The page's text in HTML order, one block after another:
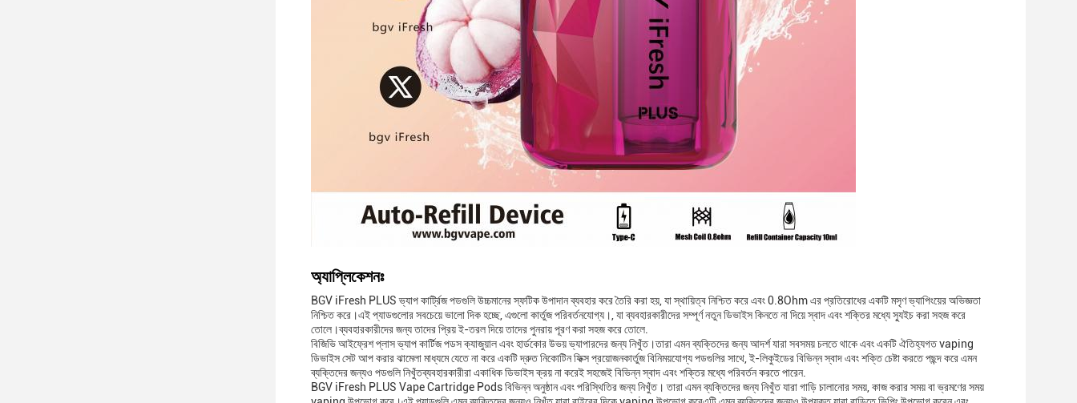
অ্যাপ্লিকেশনঃ
BGV iFresh PLUS ভ্যাপ কার্ট্রিজ পডগুলি উচ্চমানের স্ফটিক উপাদান ব্যবহার করে তৈরি করা হয়, যা স্থায়িত্ব নিশ্চিত করে এবং 0.8Ohm এর প্রতিরোধের একটি মসৃণ ভ্যাপিংয়ের অভিজ্ঞতা
নিশ্চিত করে।এই প্যাডগুলোর সবচেয়ে ভালো দিক হচ্ছে, এগুলো কার্তুজ পরিবর্তনযোগ্য।, যা ব্যবহারকারীদের সম্পূর্ণ নতুন ডিভাইস কিনতে না দিয়ে স্বাদ এবং শক্তির মধ্যে স্যুইচ করা সহজ করে
তোলে।ব্যবহারকারীদের জন্য তাদের প্রিয় ই-তরল দিয়ে তাদের পুনরায় পূরণ করা সহজ করে তোলে.
বিজিভি আইফ্রেশ প্লাস ভ্যাপ কার্টিজ পডস ক্যাজুয়াল এবং হার্ডকোর উভয় ভ্যাপারদের জন্য নিখুঁত।তারা এমন ব্যক্তিদের জন্য আদর্শ যারা সবসময় চলতে থাকে এবং একটি ঐতিহ্যগত vaping
ডিভাইস সেট আপ করার ঝামেলা মাধ্যমে যেতে না করে একটি দ্রুত নিকোটিন ফিক্স প্রয়োজনকার্তুজ বিনিময়যোগ্য পডগুলির সাথে, ই-লিকুইডের বিভিন্ন স্বাদ এবং শক্তি চেষ্টা করতে পছন্দ করে এমন
ব্যক্তিদের জন্যও পডগুলি নিখুঁতব্যবহারকারীরা একাধিক ডিভাইস ক্রয় না করেই সহজেই বিভিন্ন স্বাদ এবং শক্তির মধ্যে পরিবর্তন করতে পারেন.
BGV iFresh PLUS Vape Cartridge Pods বিভিন্ন অনুষ্ঠান এবং পরিস্থিতির জন্য নিখুঁত। তারা এমন ব্যক্তিদের জন্য নিখুঁত যারা গাড়ি চালানোর সময়, কাজ করার সময় বা ভ্রমণের সময়